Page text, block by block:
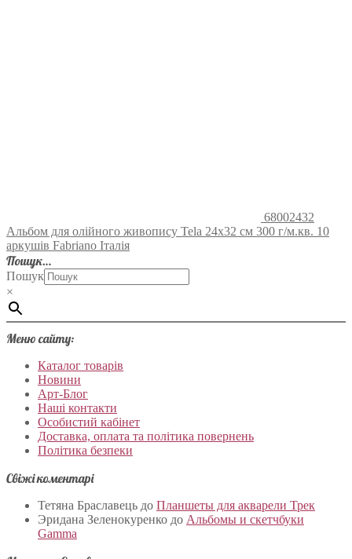
68002432
Альбом для олійного живопису Tela 24х32 см 300 г/м.кв. 10
аркушів Fabriano Італія
Пошук…
Пошук
×
Меню сайту:
Каталог товарів
Новини
Арт-Блог
Наші контакти
Особистий кабінет
Доставка, оплата та політика повернень
Політика безпеки
Свіжі коментарі
Тетяна Браславець до Планшеты для акварели Трек
Эридана Зеленокуренко до Альбомы и скетчбуки
Gamma